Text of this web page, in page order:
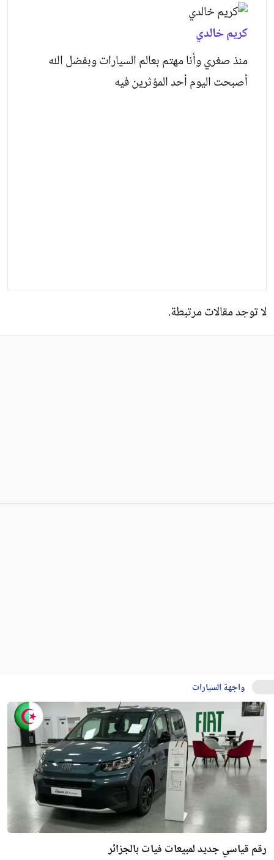
كريم خالدي
منذ صغري وأنا مهتم بعالم السيارات وبفضل الله
أصبحت اليوم أحد المؤثرين فيه
لا توجد مقالات مرتبطة.
واجهة السيارات
رقم قياسي جديد لمبيعات فيات بالجزائر